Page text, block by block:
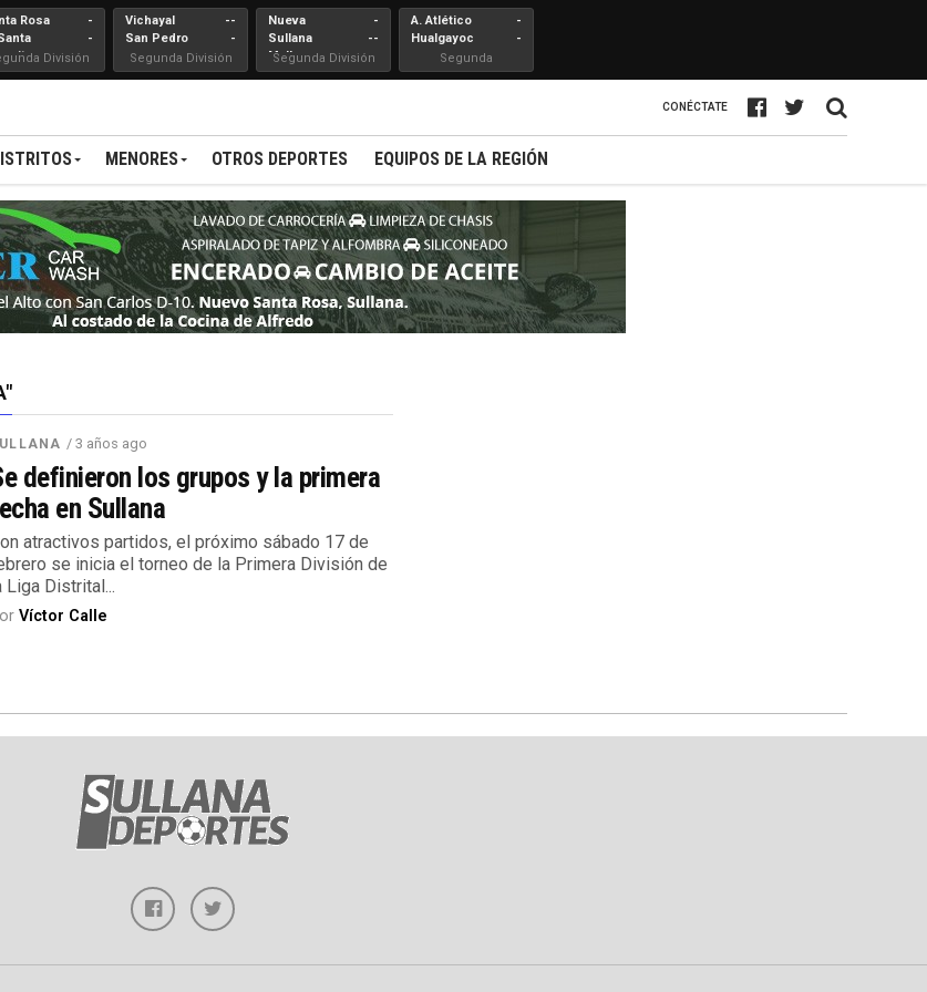
Rosa
-
-
División
Vichayal
San Pedro
--
-
Segunda División
Nueva
Sullana
Mallares
-
--
Segunda División
A. Atlético
Hualgayoc
-
-
Segunda
Profesional
CONÉCTATE
MENORES OTROS DEPORTES EQUIPOS DE LA REGIÓN
/ 3 años ago
definieron los grupos y la primera
en Sullana
atractivos partidos, el próximo sábado 17 de
se inicia el torneo de la Primera División de
Liga Distrital...
Víctor Calle